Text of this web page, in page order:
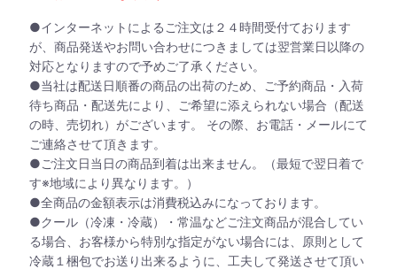
●インターネットによるご注文は２４時間受付ております
が、商品発送やお問い合わせにつきましては翌営業日以降の
対応となりますので予めご了承ください。
●当社は配送日順番の商品の出荷のため、ご予約商品・入荷
待ち商品・配送先により、ご希望に添えられない場合（配送
の時、売切れ）がございます。 その際、お電話・メールにて
ご連絡させて頂きます。
●ご注文日当日の商品到着は出来ません。（最短で翌日着で
す※地域により異なります。）
●全商品の金額表示は消費税込みになっております。
●クール（冷凍・冷蔵）・常温などご注文商品が混合してい
る場合、お客様から特別な指定がない場合には、原則として
冷蔵１梱包でお送り出来るように、工夫して発送させて頂い